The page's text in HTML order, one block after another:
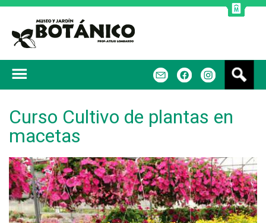
Curso Cultivo de plantas en
macetas
s
a